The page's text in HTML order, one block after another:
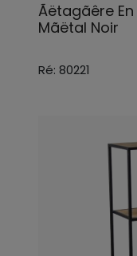
Ãëtagãêre
Mãëtal Noir
Ré: 80221